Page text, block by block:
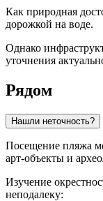
Как природная
дорожкой на воде.
Однако
уточнения
Рядом
Нашли неточность?
Посещение пляжа
арт-объекты и
Изучение
неподалеку: